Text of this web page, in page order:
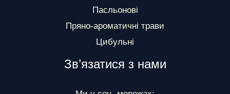
Пасльонові
Пряно-ароматичні трави
Цибульні
Зв’язатися з нами